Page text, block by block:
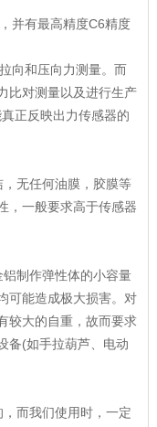
并有最高精度C6精度
向和压向力测量。而
比对测量以及进行生产
正反映出力传感器的
无任何油膜，胶膜等
，一般要求高于传感器
制作弹性体的小容量
可能造成极大损害。对
较大的自重，故而要求
备(如手拉葫芦、电动
而我们使用时，一定